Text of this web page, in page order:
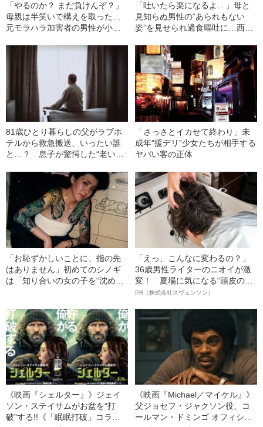
「やるのか？ まだ負けんぞ？」
母親は半笑いで構えを取った…
元モラハラ加害者の男性が小学
「吐いたら楽になるよ…」母と
見知らぬ男性の“あられもない
姿”を見せられ過食嘔吐に…西村
害を克服するまで
81歳ひとり暮らしの父がラブホ
テルから救急搬送、いったい誰
と…？ 息子が驚愕した“老いた
「さっさとイカせて終わり」未
成年”援デリ”少女たちが相手する
ヤバい客の正体
「お恥ずかしいことに、指の先
はありません」初めてのシノギ
は「知り合いの女の子を“沈め
「えっ、こんなに変わるの？」
36歳男性ライターのニオイが激
変！ 夏場に気になる“頭皮のニ
オイ”や“ベタつき”を解消す
ト”が生み出した徹底ケアとは
PR（株式会社スヴェンソン）
《映画『シェルター』》ジェイ
ソン・ステイサムがお盆を“打
破”する!!《「眠眠打破」コラ
《映画『Michael／マイケル』》
父ジョセフ・ジャクソン役、コ
ールマン・ドミンゴ オフィシャ